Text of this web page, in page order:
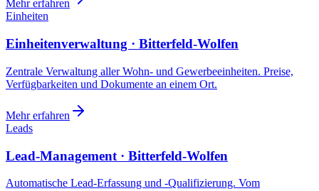
Mehr erfahren
Einheiten
Einheitenverwaltung · Bitterfeld-Wolfen
Zentrale Verwaltung aller Wohn- und Gewerbeeinheiten. Preise,
Verfügbarkeiten und Dokumente an einem Ort.
Mehr erfahren
Leads
Lead-Management · Bitterfeld-Wolfen
Automatische Lead-Erfassung und -Qualifizierung. Vom